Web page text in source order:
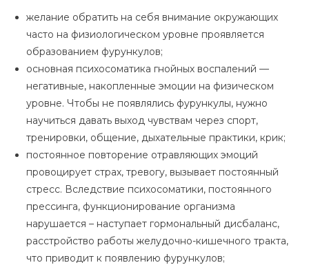
желание обратить на себя внимание окружающих
часто на физиологическом уровне проявляется
образованием фурункулов;
основная психосоматика гнойных воспалений —
негативные, накопленные эмоции на физическом
уровне. Чтобы не появлялись фурункулы, нужно
научиться давать выход чувствам через спорт,
тренировки, общение, дыхательные практики, крик;
постоянное повторение отравляющих эмоций
провоцирует страх, тревогу, вызывает постоянный
стресс. Вследствие психосоматики, постоянного
прессинга, функционирование организма
нарушается – наступает гормональный дисбаланс,
расстройство работы желудочно-кишечного тракта,
что приводит к появлению фурункулов;